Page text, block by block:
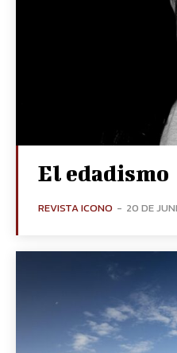
El edadismo
REVISTA ICONO - 20 DE